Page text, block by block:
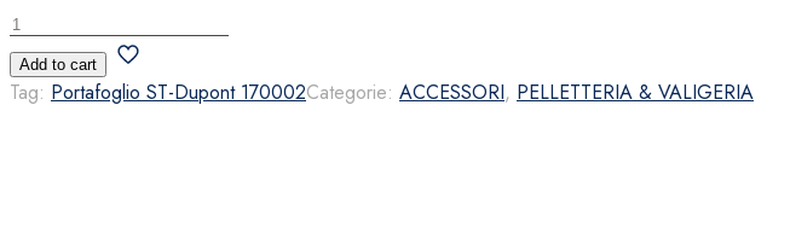
Portafoglio
ST-
Dupont
170002
Add to cart
Tag: Portafoglio ST-Dupont 170002Categorie: ACCESSORI, PELLETTERIA & VALIGERIA